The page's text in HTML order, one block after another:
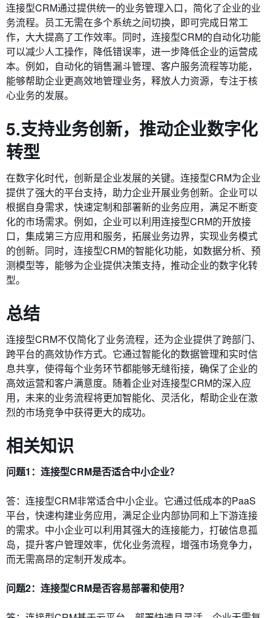
连接型CRM通过提供统一的业务管理入口，简化了企业的业
务流程。员工无需在多个系统之间切换，即可完成日常工
作，大大提高了工作效率。同时，连接型CRM的自动化功能
可以减少人工操作，降低错误率，进一步降低企业的运营成
本。例如，自动化的销售漏斗管理、客户服务流程等功能，
能够帮助企业更高效地管理业务，释放人力资源，专注于核
心业务的发展。
5.支持业务创新，推动企业数字化
转型
在数字化时代，创新是企业发展的关键。连接型CRM为企业
提供了强大的平台支持，助力企业开展业务创新。企业可以
根据自身需求，快速定制和部署新的业务应用，满足不断变
化的市场需求。例如，企业可以利用连接型CRM的开放接
口，集成第三方应用和服务，拓展业务边界，实现业务模式
的创新。同时，连接型CRM的智能化功能，如数据分析、预
测模型等，能够为企业提供决策支持，推动企业的数字化转
型。
总结
连接型CRM不仅简化了业务流程，还为企业提供了跨部门、
跨平台的高效协作方式。它通过智能化的数据管理和实时信
息共享，使得每个业务环节都能够无缝衔接，确保了企业的
高效运营和客户满意度。随着企业对连接型CRM的深入应
用，未来的业务流程将更加智能化、灵活化，帮助企业在激
烈的市场竞争中获得更大的成功。
相关知识
问题1：连接型CRM是否适合中小企业？
答：连接型CRM非常适合中小企业。它通过低成本的PaaS
平台，快速构建业务应用，满足企业内部协同和上下游连接
的需求。中小企业可以利用其强大的连接能力，打破信息孤
岛，提升客户管理效率，优化业务流程，增强市场竞争力，
而无需高昂的定制开发成本。
问题2：连接型CRM是否容易部署和使用？